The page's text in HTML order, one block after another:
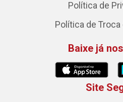
Política de
Política de
Baixe já
Site